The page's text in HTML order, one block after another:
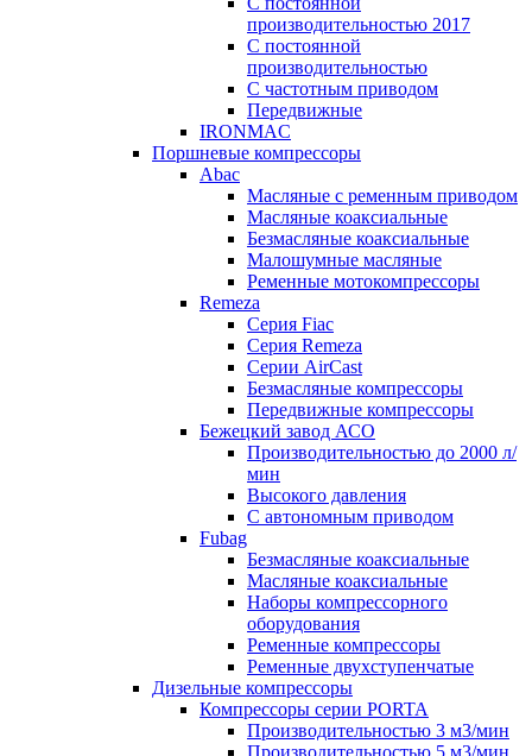
производительностью 2017
C постоянной
производительностью
С частотным приводом
Передвижные
IRONMAC
Поршневые компрессоры
Abac
Масляные с ременным приводом
Маcляные коаксиальные
Безмаcляные коаксиальные
Малошумные масляные
Ременные мотокомпрессоры
Remeza
Серия Fiac
Серия Remeza
Серии AirCast
Безмасляные компрессоры
Передвижные компрессоры
Бежецкий завод АСО
Производительностью до 2000 л/
мин
Высокого давления
С автономным приводом
Fubag
Безмасляные коаксиальные
Маcляные коаксиальные
Наборы компрессорного
оборудования
Ременные компрессоры
Ременные двухступенчатые
Дизельные компрессоры
Компрессоры серии PORTA
Производительностью 3 м3/мин
Производительностью 5 м3/мин